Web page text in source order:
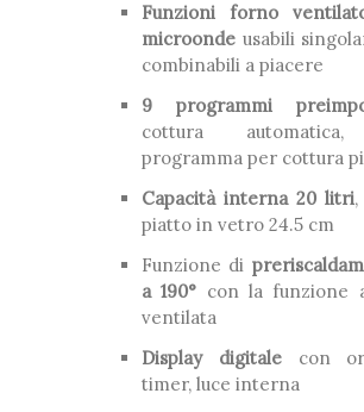
Funzioni forno
microonde usabili
combinabili a piacere
9 programmi
cottura
programma per cottura
Capacità interna 20 litri
piatto in vetro 24.5 cm
Funzione di
a 190° con la funzione
ventilata
Display digitalecon
timer, luce interna